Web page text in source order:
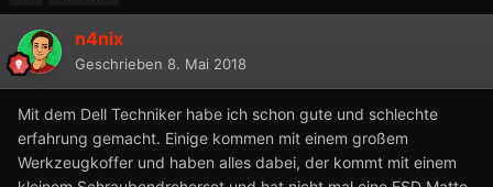
n4nix
Geschrieben 8. Mai 2018
Mit dem Dell Techniker habe ich schon gute und schlechte
erfahrung gemacht. Einige kommen mit einem großem
Werkzeugkoffer und haben alles dabei, der kommt mit einem